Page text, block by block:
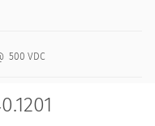
500 VDC